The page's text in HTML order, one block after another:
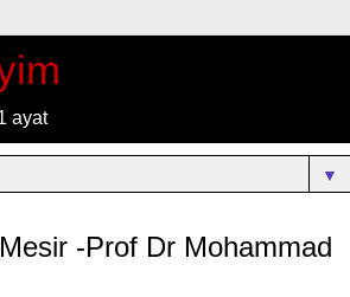
ayat
▼
-Prof Dr Mohammad